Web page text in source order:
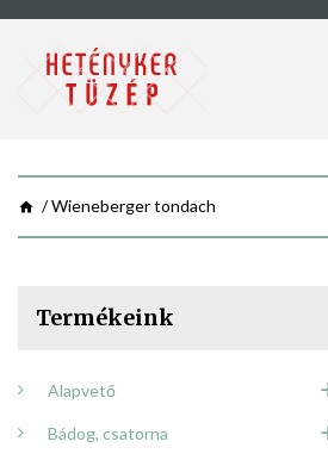
Wieneberger tondach
Termékeink
Alapvető
Bádog, csatorna